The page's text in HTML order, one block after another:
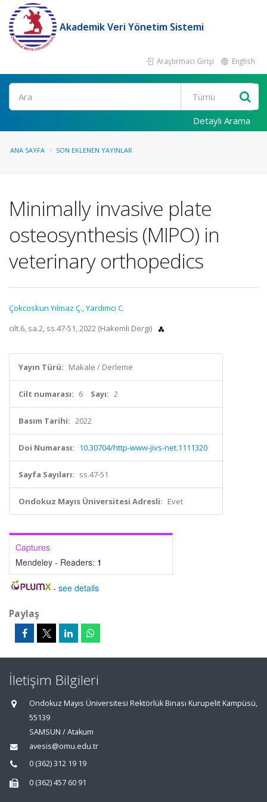
Akademik Veri Yönetim Sistemi
Araştırmacı Girişi English
Ara
Detaylı Arama
ANA SAYFA SON EKLENEN YAYINLAR
Minimally invasive plate
osteosynthesis (MIPO) in
veterinary orthopedics
Çokcoskun Yılmaz Ç.,Yardımcı C.
cilt.6, sa.2, ss.47-51, 2022 (Hakemli Dergi)
Yayın Türü: Makale / Derleme
Cilt numarası: 6 Sayı: 2
Basım Tarihi: 2022
Doi Numarası: 10.30704/http-www-jivs-net.1111320
Sayfa Sayıları: ss.47-51
Ondokuz Mayıs Üniversitesi Adresli: Evet
Captures
Mendeley - Readers: 1
- see details
Paylaş
İletişim Bilgileri
Ondokuz Mayıs Üniversitesi Rektörlük Binası Kurupelit Kampüsü,
55139
SAMSUN / Atakum
avesis@omu.edu.tr
0 (362) 312 19 19
0 (362) 457 60 91